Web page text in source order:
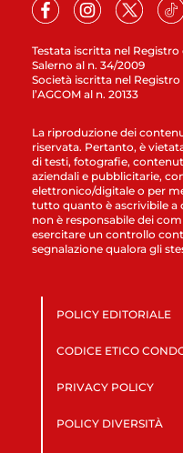
Testata iscritta nel
Salerno al n. 34/2009
Società iscritta nel
l’AGCOM al n. 20133
La riproduzione dei
riservata. Pertanto, è
di testi, fotografie,
aziendali e pubblicitarie,
elettronico/digitale o per
tutto quanto è ascrivibile a
non è responsabile dei
esercitare un controllo
segnalazione qualora gli
POLICY EDITORIALE
CODICE ETICO
PRIVACY POLICY
POLICY DIVERSITÀ